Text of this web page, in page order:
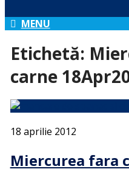
MENU
Etichetă:
carne
18 aprilie 2012
Miercurea fara